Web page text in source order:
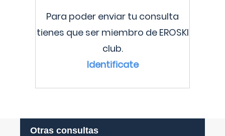
Para poder enviar tu consulta
tienes que ser miembro de EROSKI
club.
Identificate
Otras consultas